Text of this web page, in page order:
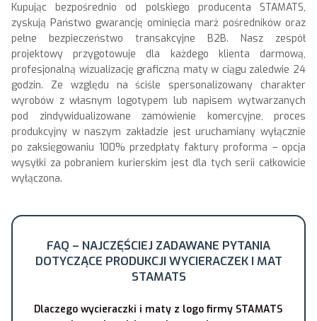
Kupując bezpośrednio od polskiego producenta STAMATS,
zyskują Państwo gwarancję ominięcia marż pośredników oraz
pełne bezpieczeństwo transakcyjne B2B. Nasz zespół
projektowy przygotowuje dla każdego klienta darmową,
profesjonalną wizualizację graficzną maty w ciągu zaledwie 24
godzin. Ze względu na ściśle spersonalizowany charakter
wyrobów z własnym logotypem lub napisem wytwarzanych
pod zindywidualizowane zamówienie komercyjne, proces
produkcyjny w naszym zakładzie jest uruchamiany wyłącznie
po zaksięgowaniu 100% przedpłaty faktury proforma – opcja
wysyłki za pobraniem kurierskim jest dla tych serii całkowicie
wyłączona.
FAQ – NAJCZĘŚCIEJ ZADAWANE PYTANIA
DOTYCZĄCE PRODUKCJI WYCIERACZEK I MAT
STAMATS
Dlaczego wycieraczki i maty z logo firmy STAMATS